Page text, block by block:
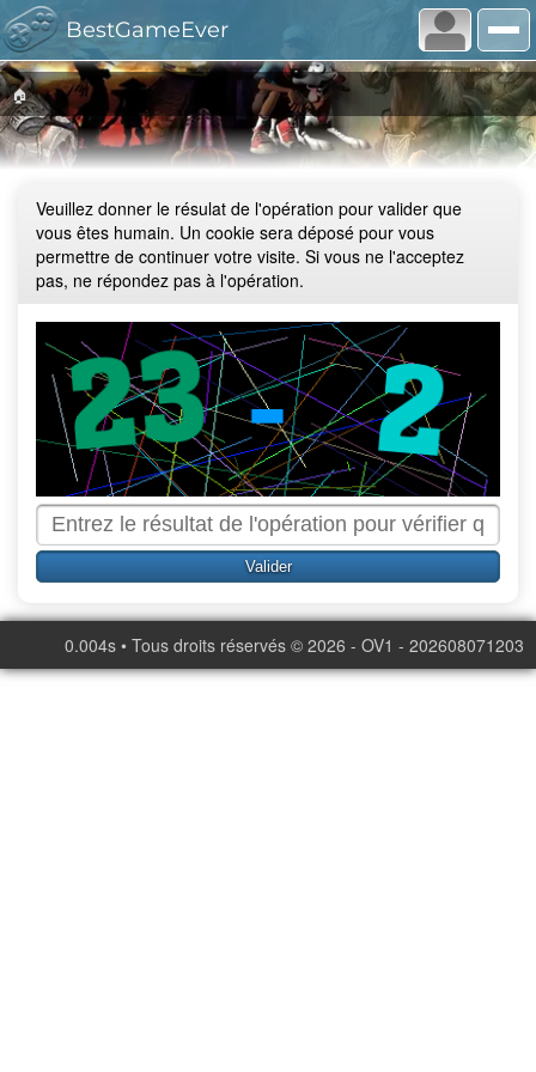
BestGameEver
🏠
Veuillez donner le résulat de l'opération pour valider que
vous êtes humain. Un cookie sera déposé pour vous
permettre de continuer votre visite. Si vous ne l'acceptez
pas, ne répondez pas à l'opération.
0.004s • Tous droits réservés © 2026 - OV1 - 202608071203